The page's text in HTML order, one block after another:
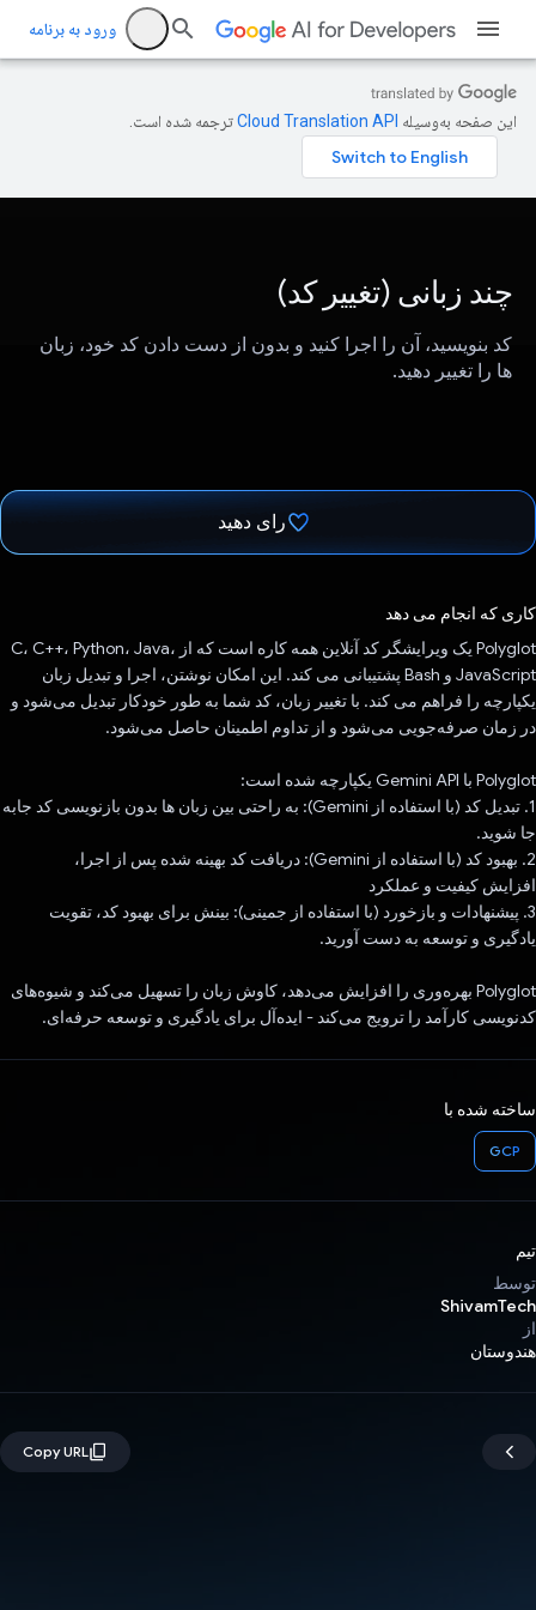
ورود به برنامه
این صفحه به‌وسیله ترجمه شده است.
چند زبانی (تغییر کد)
کد بنویسید، آن را اجرا کنید و بدون از دست دادن کد خود، زبان
ها را تغییر دهید.
رای دهید
کاری که انجام می دهد
Polyglot یک ویرایشگر کد آنلاین همه کاره است که از C، C++، Python، Java،
JavaScript و Bash پشتیبانی می کند. این امکان نوشتن، اجرا و تبدیل زبان
یکپارچه را فراهم می کند. با تغییر زبان، کد شما به طور خودکار تبدیل می‌شود و
در زمان صرفه‌جویی می‌شود و از تداوم اطمینان حاصل می‌شود.
Polyglot با Gemini API یکپارچه شده است:
1. تبدیل کد (با استفاده از Gemini): به راحتی بین زبان ها بدون بازنویسی کد جابه
جا شوید.
2. بهبود کد (با استفاده از Gemini): دریافت کد بهینه شده پس از اجرا،
افزایش کیفیت و عملکرد
3. پیشنهادات و بازخورد (با استفاده از جمینی): بینش برای بهبود کد، تقویت
یادگیری و توسعه به دست آورید.
Polyglot بهره‌وری را افزایش می‌دهد، کاوش زبان را تسهیل می‌کند و شیوه‌های
کدنویسی کارآمد را ترویج می‌کند - ایده‌آل برای یادگیری و توسعه حرفه‌ای.
ساخته شده با
GCP
تیم
توسط
ShivamTech
از
هندوستان